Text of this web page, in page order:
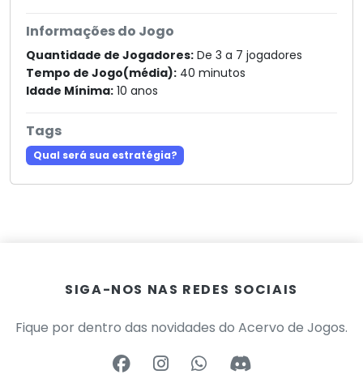
Informações do Jogo
Quantidade de Jogadores: De 3 a 7 jogadores
Tempo de Jogo(média): 40 minutos
Idade Mínima: 10 anos
Tags
Qual será sua estratégia?
SIGA-NOS NAS REDES SOCIAIS
Fique por dentro das novidades do Acervo de Jogos.